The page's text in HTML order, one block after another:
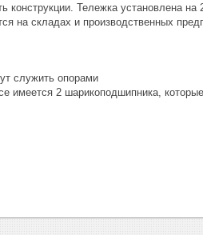
конструкции. Тележка установлена
на складах и производственных
служить опорами
2 шарикоподшипника,